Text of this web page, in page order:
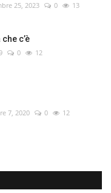
25, 2023 0 13
c’è
0 12
7, 2020 0 12